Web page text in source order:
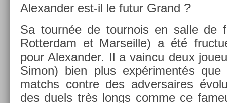
Al­exand­er est-il le futur Grand ?
Sa tournée de tour­nois en salle de
Rot­terdam et Mar­seil­le) a été
pour Al­exand­er. Il a vain­cu deux
Simon) bien plus ex­périmentés
matchs con­tre des ad­versaires
des duels très longs comme ce